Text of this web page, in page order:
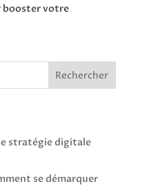
booster votre
Rechercher
stratégie digitale
se démarquer